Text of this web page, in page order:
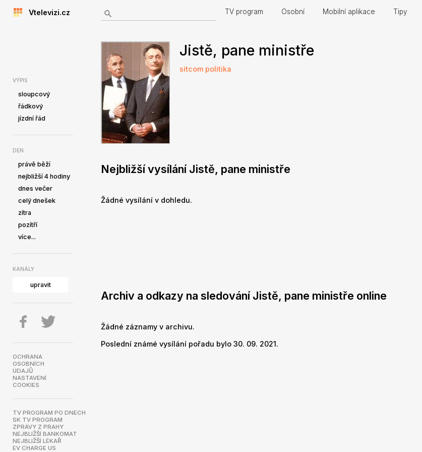
Vtelevizi.cz TV program Osobní Mobilní aplikace Tipy
VÝPIS
sloupcový
řádkový
jízdní řád
DEN
právě běží
nejbližší 4 hodiny
dnes večer
celý dnešek
zítra
pozítří
více...
KANÁLY
upravit
OCHRANA
OSOBNÍCH
ÚDAJŮ
NASTAVENÍ
COOKIES
TV PROGRAM PO DNECH
SK TV PROGRAM
ZPRÁVY Z PRAHY
NEJBLIŽŠÍ BANKOMAT
NEJBLIŽŠÍ LÉKAŘ
EV CHARGE US
Jistě, pane ministře
sitcom politika
Nejbližší vysílání Jistě, pane ministře
Žádné vysílání v dohledu.
Archiv a odkazy na sledování Jistě, pane ministře online
Žádné záznamy v archivu.
Poslední známé vysílání pořadu bylo 30. 09. 2021.